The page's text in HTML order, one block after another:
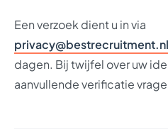
Een verzoek dient u in via
privacy@bestrecruitment.nl
dagen. Bij twijfel over uw
aanvullende verificatie